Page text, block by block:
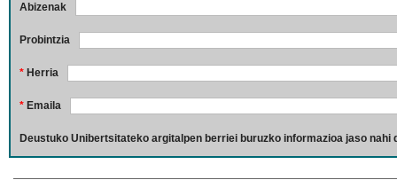
Abizenak
Probintzia
* Herria
* Emaila
Deustuko Unibertsitateko argitalpen berriei buruzko informazioa jaso nahi